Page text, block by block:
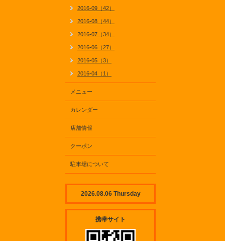
2016-09（42）
2016-08（44）
2016-07（34）
2016-06（27）
2016-05（3）
2016-04（1）
メニュー
カレンダー
店舗情報
クーポン
駐車場について
2026.08.06 Thursday
携帯サイト